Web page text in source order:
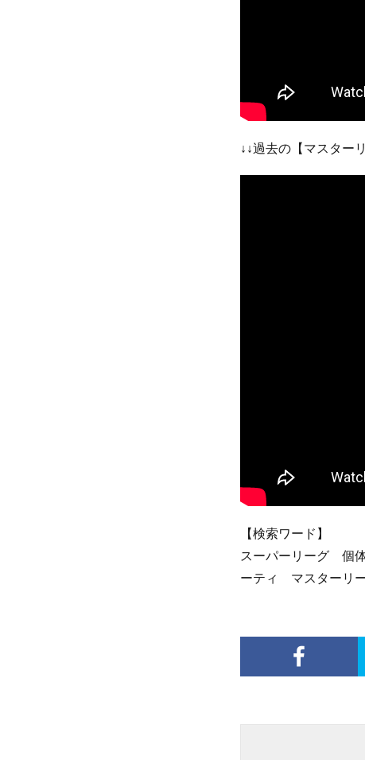
↓↓過去の【マスター
【検索ワード】
スーパーリーグ 個
ーティ マスターリ